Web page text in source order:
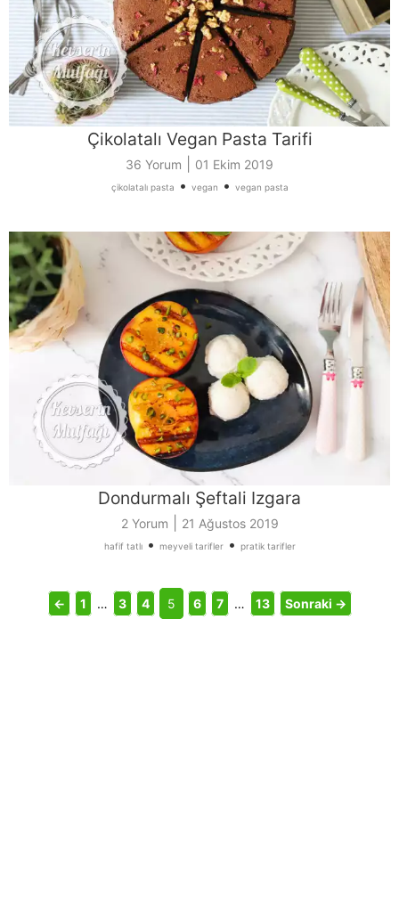
Çikolatalı Vegan Pasta Tarifi
36 Yorum 01 Ekim 2019
çikolatalı pasta • vegan • vegan pasta
Dondurmalı Şeftali Izgara
2 Yorum 21 Ağustos 2019
hafif tatlı• meyveli tarifler• pratik tarifler
← 1 … 3 4 5 6 7 … 13 Sonraki →